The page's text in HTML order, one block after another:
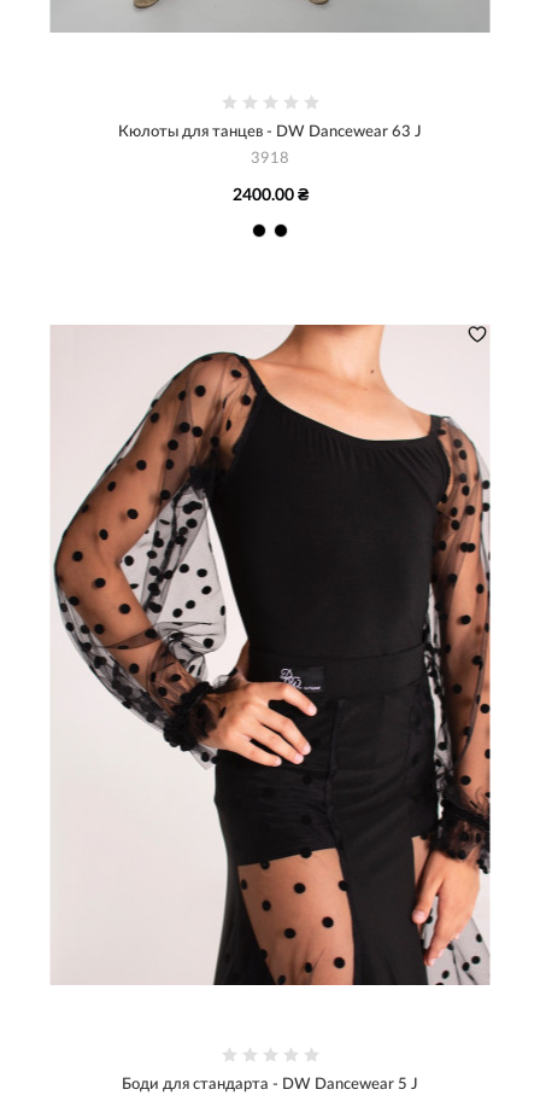
Кюлоты для танцев - DW Dancewear 63 J
3918
2400.00 ₴
Боди для стандарта - DW Dancewear 5 J